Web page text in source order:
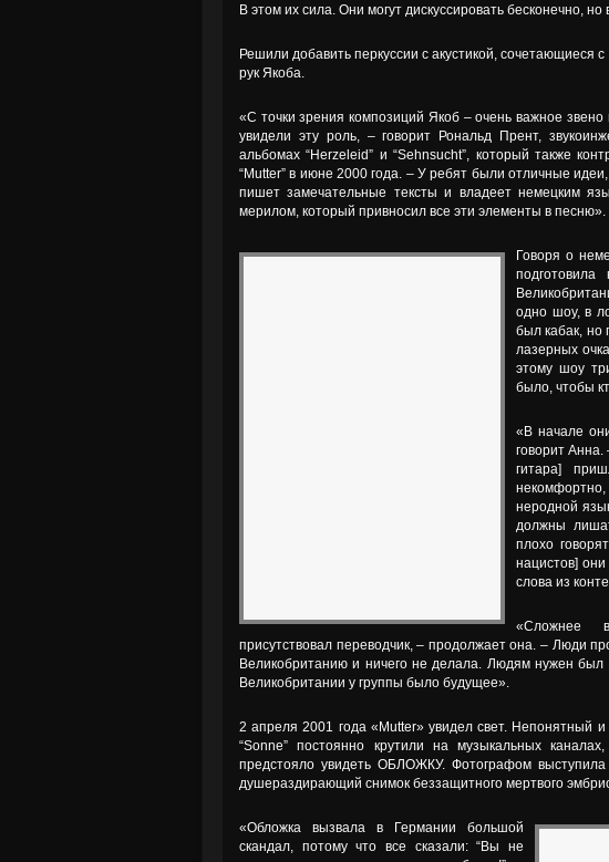
В этом их сила. Они могут дискуссировать бесконечно,
Решили добавить перкуссии с акустикой,
рук Якоба.
«С точки зрения композиций Якоб – очень важное
увидели эту роль, – говорит Рональд Прент,
альбомах “Herzeleid” и “Sehnsucht”, который также
“Mutter” в июне 2000 года. – У ребят были отличные
пишет замечательные тексты и владеет немецким
мерилом, который привносил все эти элементы в песню».
Говоря о
одно шоу, в
был кабак, но
лазерных
этому шоу
было, чтобы
«В начале
говорит
гитара]
неродной
должны
плохо
нацистов]
слова из
«Сложнее
присутствовал переводчик, – продолжает она. – Люди
Великобританию и ничего не делала. Людям нужен
Великобритании у группы было будущее».
2 апреля 2001 года «Mutter» увидел свет. Непонятный
“Sonne” постоянно крутили на музыкальных
предстояло увидеть ОБЛОЖКУ. Фотографом
душераздирающий снимок беззащитного мертвого
«Обложка вызвала в Германии большой
скандал, потому что все сказали: “Вы не